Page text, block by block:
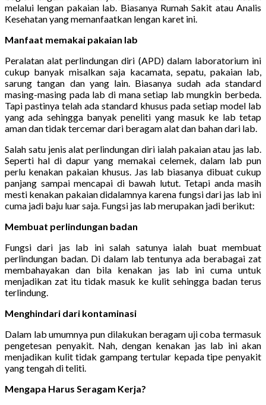
melalui lengan pakaian lab. Biasanya Rumah Sakit atau Analis
Kesehatan yang memanfaatkan lengan karet ini.
Manfaat memakai pakaian lab
Peralatan alat perlindungan diri (APD) dalam laboratorium ini
cukup banyak misalkan saja kacamata, sepatu, pakaian lab,
sarung tangan dan yang lain. Biasanya sudah ada standard
masing-masing pada lab di mana setiap lab mungkin berbeda.
Tapi pastinya telah ada standard khusus pada setiap model lab
yang ada sehingga banyak peneliti yang masuk ke lab tetap
aman dan tidak tercemar dari beragam alat dan bahan dari lab.
Salah satu jenis alat perlindungan diri ialah pakaian atau jas lab.
Seperti hal di dapur yang memakai celemek, dalam lab pun
perlu kenakan pakaian khusus. Jas lab biasanya dibuat cukup
panjang sampai mencapai di bawah lutut. Tetapi anda masih
mesti kenakan pakaian didalamnya karena fungsi dari jas lab ini
cuma jadi baju luar saja. Fungsi jas lab merupakan jadi berikut:
Membuat perlindungan badan
Fungsi dari jas lab ini salah satunya ialah buat membuat
perlindungan badan. Di dalam lab tentunya ada berabagai zat
membahayakan dan bila kenakan jas lab ini cuma untuk
menjadikan zat itu tidak masuk ke kulit sehingga badan terus
terlindung.
Menghindari dari kontaminasi
Dalam lab umumnya pun dilakukan beragam uji coba termasuk
pengetesan penyakit. Nah, dengan kenakan jas lab ini akan
menjadikan kulit tidak gampang tertular kepada tipe penyakit
yang tengah di teliti.
Mengapa Harus Seragam Kerja?